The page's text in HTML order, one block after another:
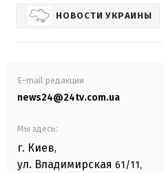
НОВОСТИ УКРАИНЫ
E-mail редакции
news24@24tv.com.ua
Мы здесь:
г. Киев,
ул. Владимирская 61/11,